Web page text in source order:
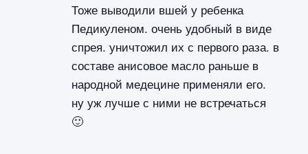
Тоже выводили вшей у ребенка
Педикуленом. очень удобный в виде
спрея. уничтожил их с первого раза. в
составе анисовое масло раньше в
народной медецине применяли его.
ну уж лучше с ними не встречаться
🙂